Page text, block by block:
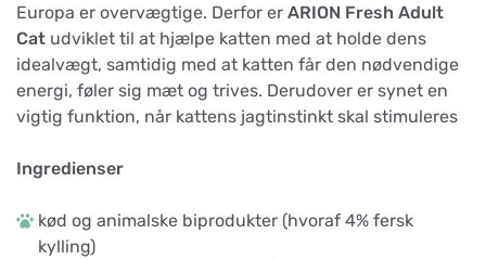
Europa er overvægtige. Derfor er ARION Fresh Adult
Cat udviklet til at hjælpe katten med at holde dens
idealvægt, samtidig med at katten får den nødvendige
energi, føler sig mæt og trives. Derudover er synet en
vigtig funktion, når kattens jagtinstinkt skal stimuleres
Ingredienser
kød og animalske biprodukter (hvoraf 4% fersk
kylling)